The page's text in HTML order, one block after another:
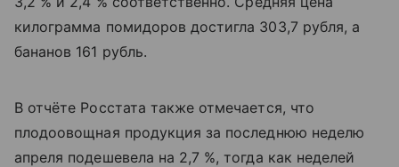
килограмма помидоров достигла 303,7 рубля, а
бананов 161 рубль.
В отчёте Росстата также отмечается, что
плодоовощная продукция за последнюю неделю
апреля подешевела на 2,7 %, тогда как неделей